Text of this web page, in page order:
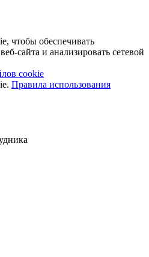
чтобы обеспечивать
сайта и анализировать сетевой
cookie
Правила использования